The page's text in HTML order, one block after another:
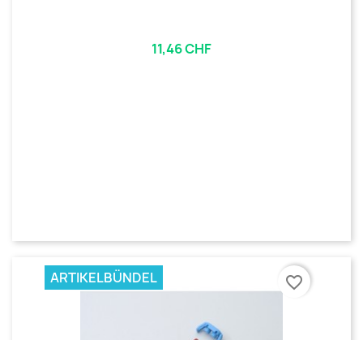
11,46 CHF
ARTIKELBÜNDEL favorite_border